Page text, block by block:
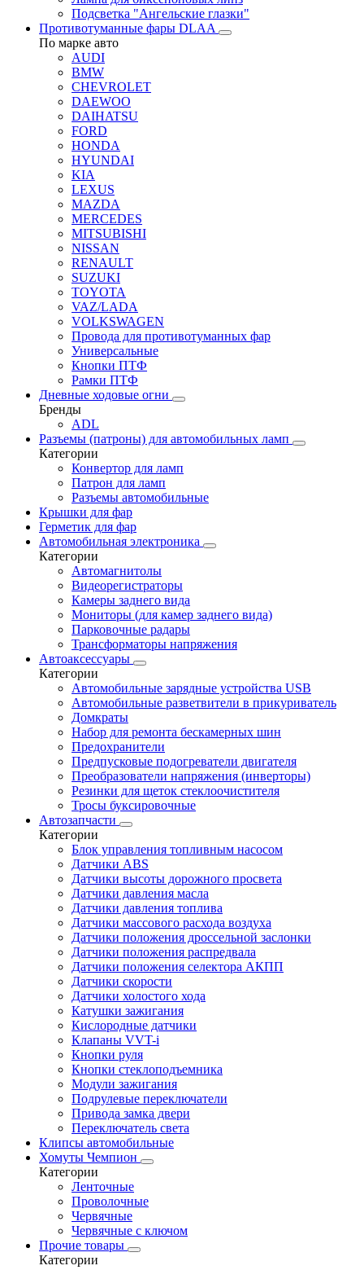
Подсветка "Ангельские глазки"
Противотуманные фары DLAA
По марке авто
AUDI
BMW
CHEVROLET
DAEWOO
DAIHATSU
FORD
HONDA
HYUNDAI
KIA
LEXUS
MAZDA
MERCEDES
MITSUBISHI
NISSAN
RENAULT
SUZUKI
TOYOTA
VAZ/LADA
VOLKSWAGEN
Провода для противотуманных фар
Универсальные
Кнопки ПТФ
Рамки ПТФ
Дневные ходовые огни
Бренды
ADL
Разъемы (патроны) для автомобильных ламп
Категории
Конвертор для ламп
Патрон для ламп
Разъемы автомобильные
Крышки для фар
Герметик для фар
Автомобильная электроника
Категории
Автомагнитолы
Видеорегистраторы
Камеры заднего вида
Мониторы (для камер заднего вида)
Парковочные радары
Трансформаторы напряжения
Автоаксессуары
Категории
Автомобильные зарядные устройства USB
Автомобильные разветвители в прикуриватель
Домкраты
Набор для ремонта бескамерных шин
Предохранители
Предпусковые подогреватели двигателя
Преобразователи напряжения (инверторы)
Резинки для щеток стеклоочистителя
Тросы буксировочные
Автозапчасти
Категории
Блок управления топливным насосом
Датчики ABS
Датчики высоты дорожного просвета
Датчики давления масла
Датчики давления топлива
Датчики массового расхода воздуха
Датчики положения дроссельной заслонки
Датчики положения распредвала
Датчики положения селектора АКПП
Датчики скорости
Датчики холостого хода
Катушки зажигания
Кислородные датчики
Клапаны VVT-i
Кнопки руля
Кнопки стеклоподъемника
Модули зажигания
Подрулевые переключатели
Привода замка двери
Переключатель света
Клипсы автомобильные
Хомуты Чемпион
Категории
Ленточные
Проволочные
Червячные
Червячные с ключом
Прочие товары
Категории